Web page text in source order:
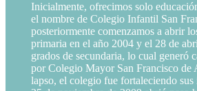
Inicialmente, ofrecimos solo
el nombre de Colegio Infantil San
posteriormente comenzamos a abrir
primaria en el año 2004 y el 28 de
grados de secundaria, lo cual generó
por Colegio Mayor San Francisco de
lapso, el colegio fue fortaleciendo sus